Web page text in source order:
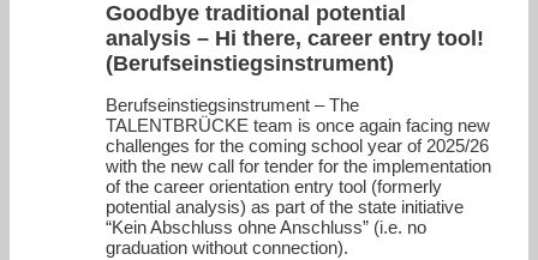
Goodbye traditional potential
analysis – Hi there, career entry tool!
(Berufseinstiegsinstrument)
Berufseinstiegsinstrument – The
TALENTBRÜCKE team is once again facing new
challenges for the coming school year of 2025/26
with the new call for tender for the implementation
of the career orientation entry tool (formerly
potential analysis) as part of the state initiative
“Kein Abschluss ohne Anschluss” (i.e. no
graduation without connection).